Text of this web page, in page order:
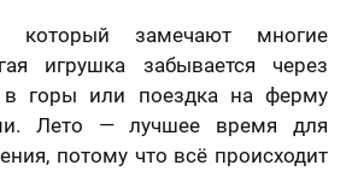
который замечают многие
игрушка забывается через
горы или поездка на ферму
Лето — лучшее время для
потому что всё происходит